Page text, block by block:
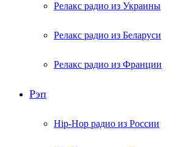
Релакс радио из Украины
Релакс радио из Беларуси
Релакс радио из Франции
Рэп
Hip-Hop радио из России